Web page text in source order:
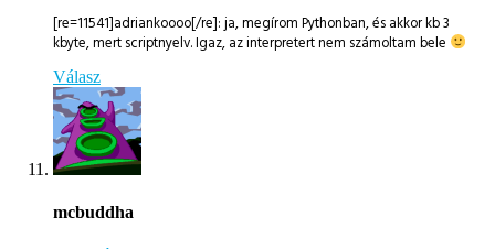
[re=11541]adriankoooo[/re]: ja, megírom Pythonban, és akkor kb 3
kbyte, mert scriptnyelv. Igaz, az interpretert nem számoltam bele
Válasz
mcbuddha